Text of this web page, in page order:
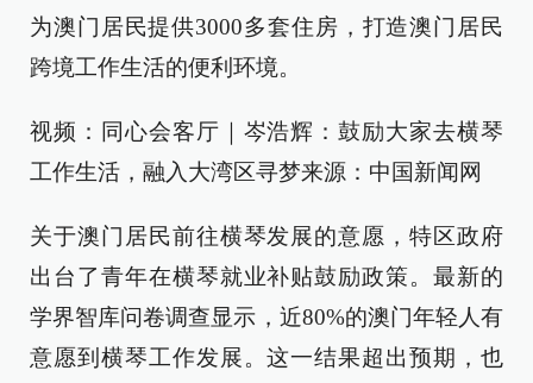
为澳门居民提供3000多套住房，打造澳门居民
跨境工作生活的便利环境。
视频：同心会客厅｜岑浩辉：鼓励大家去横琴
工作生活，融入大湾区寻梦来源：中国新闻网
关于澳门居民前往横琴发展的意愿，特区政府
出台了青年在横琴就业补贴鼓励政策。最新的
学界智库问卷调查显示，近80%的澳门年轻人有
意愿到横琴工作发展。这一结果超出预期，也